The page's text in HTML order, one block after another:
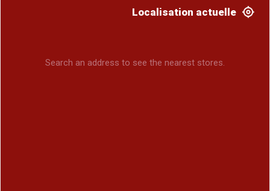
Localisation actuelle
Search an address to see the nearest stores.